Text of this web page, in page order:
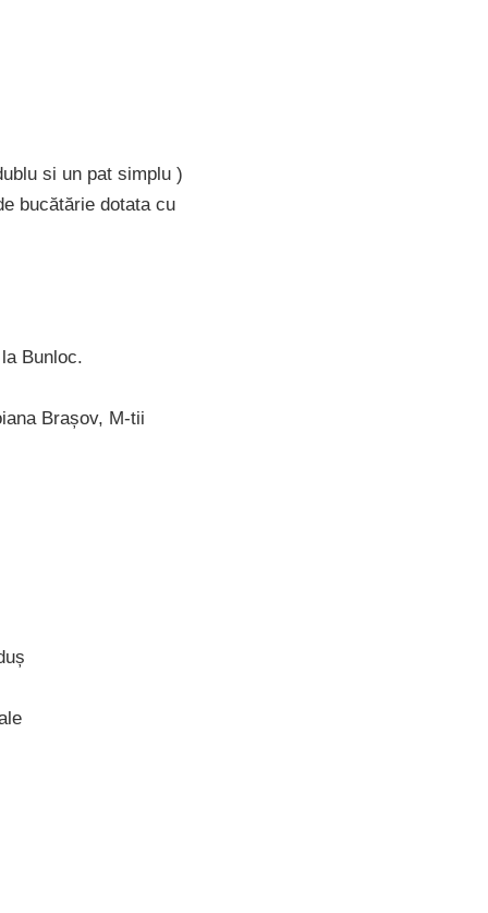
si un pat simplu )
bucătărie dotata cu
Bunloc.
Brașov, M-tii